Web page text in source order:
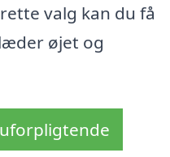
valg kan du få
øjet og